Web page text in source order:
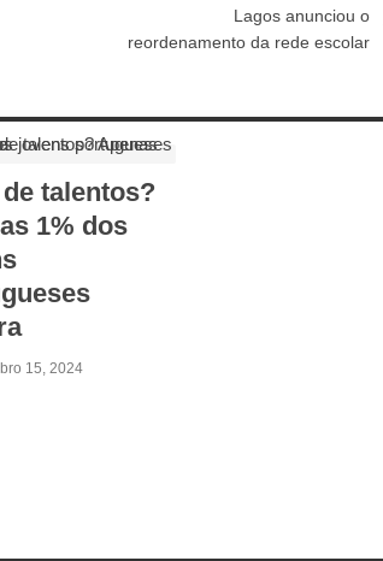
Lagos anunciou o
reordenamento da rede escolar
talentos?
1% dos
15, 2024